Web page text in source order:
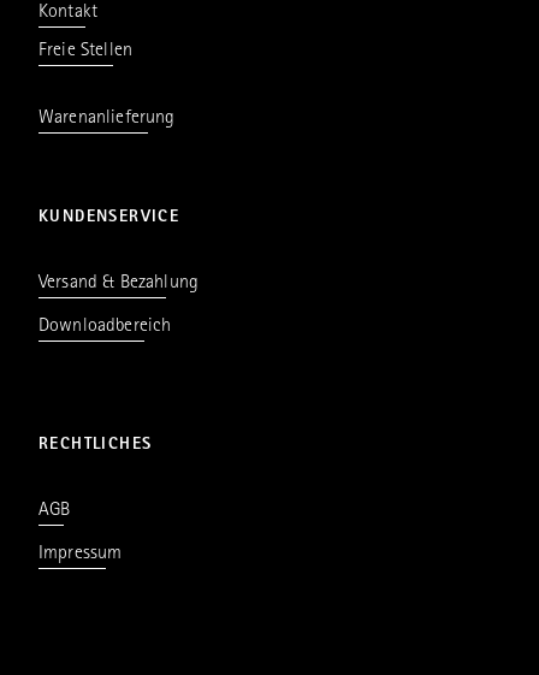
Kontakt
Freie Stellen
Warenanlieferung
KUNDENSERVICE
Versand & Bezahlung
Downloadbereich
RECHTLICHES
AGB
Impressum